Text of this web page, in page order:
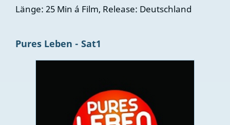
Länge: 25 Min á Film, Release: Deutschland
Pures Leben - Sat1